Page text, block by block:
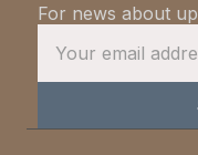
For news about